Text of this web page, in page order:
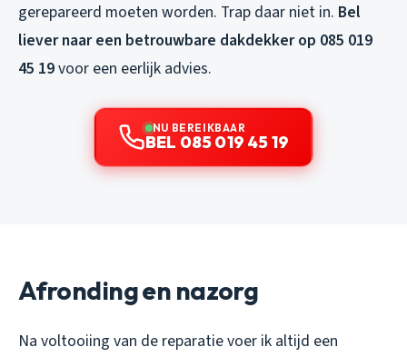
gerepareerd moeten worden. Trap daar niet in. Bel
liever naar een betrouwbare dakdekker op 085 019
45 19voor een eerlijk advies.
NU BEREIKBAAR
BEL 085 019 45 19
Afronding en nazorg
Na voltooiing van de reparatie voer ik altijd een